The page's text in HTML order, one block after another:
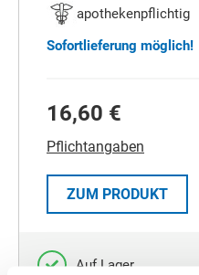
apothekenpflichtig
Sofortlieferung möglich!
16,60 €
Pflichtangaben
ZUM PRODUKT
Auf Lager